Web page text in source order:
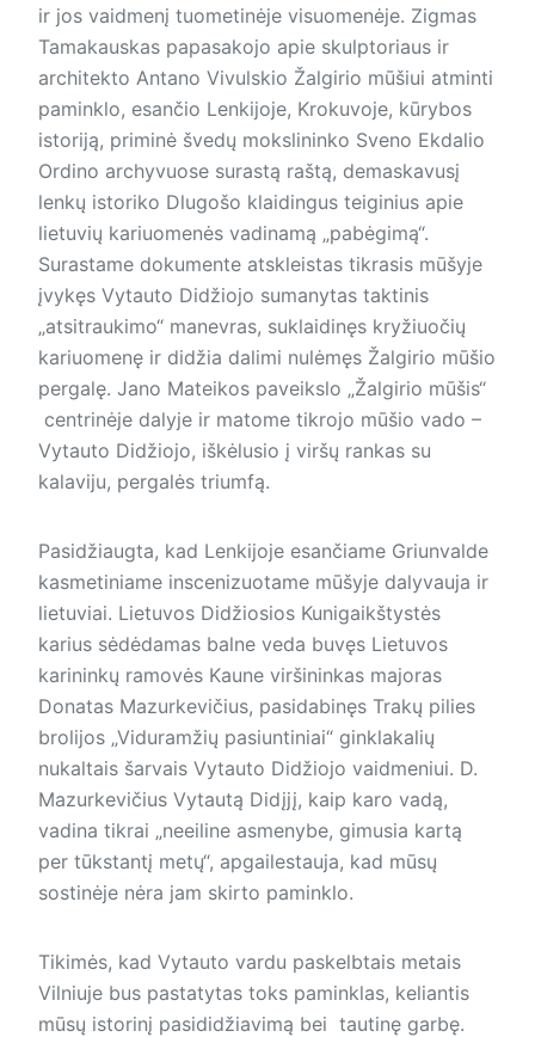
ir jos vaidmenį tuometinėje visuomenėje. Zigmas
Tamakauskas papasakojo apie skulptoriaus ir
architekto Antano Vivulskio Žalgirio mūšiui atminti
paminklo, esančio Lenkijoje, Krokuvoje, kūrybos
istoriją, priminė švedų mokslininko Sveno Ekdalio
Ordino archyvuose surastą raštą, demaskavusį
lenkų istoriko Dlugošo klaidingus teiginius apie
lietuvių kariuomenės vadinamą „pabėgimą“.
Surastame dokumente atskleistas tikrasis mūšyje
įvykęs Vytauto Didžiojo sumanytas taktinis
„atsitraukimo“ manevras, suklaidinęs kryžiuočių
kariuomenę ir didžia dalimi nulėmęs Žalgirio mūšio
pergalę. Jano Mateikos paveikslo „Žalgirio mūšis“
centrinėje dalyje ir matome tikrojo mūšio vado –
Vytauto Didžiojo, iškėlusio į viršų rankas su
kalaviju, pergalės triumfą.
Pasidžiaugta, kad Lenkijoje esančiame Griunvalde
kasmetiniame inscenizuotame mūšyje dalyvauja ir
lietuviai. Lietuvos Didžiosios Kunigaikštystės
karius sėdėdamas balne veda buvęs Lietuvos
karininkų ramovės Kaune viršininkas majoras
Donatas Mazurkevičius, pasidabinęs Trakų pilies
brolijos „Viduramžių pasiuntiniai“ ginklakalių
nukaltais šarvais Vytauto Didžiojo vaidmeniui. D.
Mazurkevičius Vytautą Didįjį, kaip karo vadą,
vadina tikrai „neeiline asmenybe, gimusia kartą
per tūkstantį metų“, apgailestauja, kad mūsų
sostinėje nėra jam skirto paminklo.
Tikimės, kad Vytauto vardu paskelbtais metais
Vilniuje bus pastatytas toks paminklas, keliantis
mūsų istorinį pasididžiavimą bei tautinę garbę.